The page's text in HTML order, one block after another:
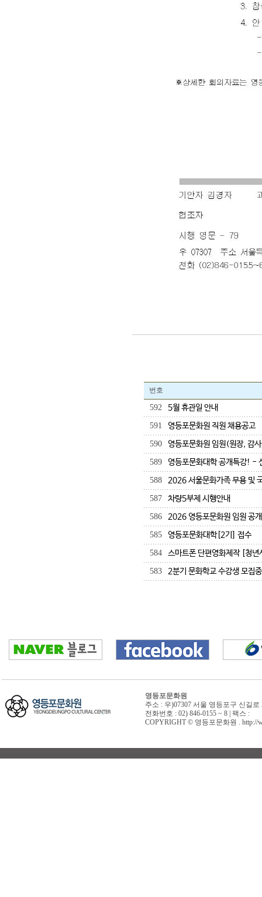
번호
592 5월 휴관일 안내
591 영등포문화원 직원 채용공고
590 영등포문화원 임원(원장, 감
589 영등포문화대학 공개특강! -
588 2026 서울문화가족 무용 및
587 차량5부제 시행안내
586 2026 영등포문화원 임원 공
585 영등포문화대학[2기] 접수
584 스마트폰 단편영화제작 [청
583 2분기 문화학교 수강생 모집
영등포문화원
주소 : 우)07307 서울 영등포구 신길
전화번호 : 02) 846-0155 ~ 8 | 팩스 :
COPYRIGHT © 영등포문화원 . http://